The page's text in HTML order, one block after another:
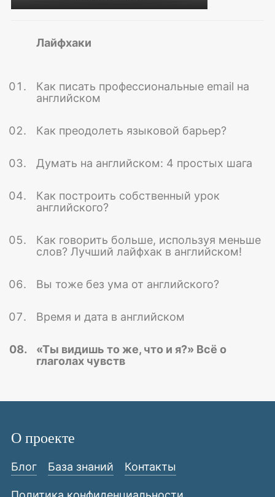
Лайфхаки
Как писать профессиональные email на
английском
Как преодолеть языковой барьер?
Думать на английском: 4 простых шага
Как построить собственный урок
английского?
Как говорить больше, используя меньше
слов? Лучший лайфхак в английском!
Вы тоже без ума от английского?
Время и дата в английском
«Ты видишь то же, что и я?» Всё о
глаголах чувств
О проекте
Блог База знаний Контакты